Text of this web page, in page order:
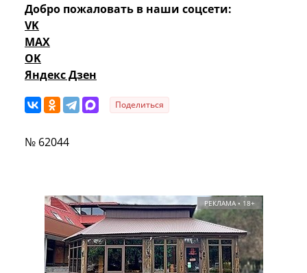
Добро пожаловать в наши соцсети:
VK
MAX
OK
Яндекс Дзен
Поделиться
№ 62044
РЕКЛАМА • 18+